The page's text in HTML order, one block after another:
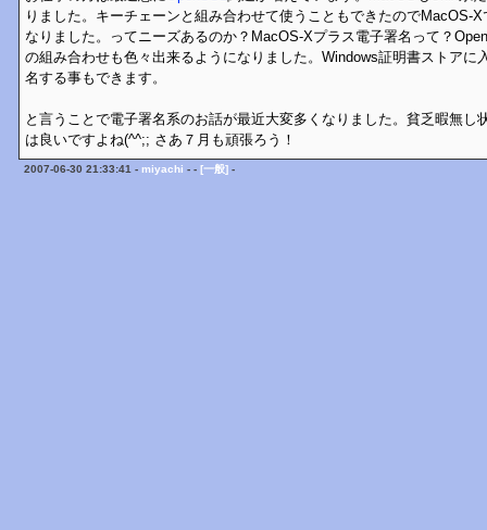
りました。キーチェーンと組み合わせて使うこともできたのでMacOS-
なりました。ってニーズあるのか？MacOS-Xプラス電子署名って？
の組み合わせも色々出来るようになりました。Windows証明書ストアに
名する事もできます。
と言うことで電子署名系のお話が最近大変多くなりました。貧乏暇無し
は良いですよね(^^;; さあ７月も頑張ろう！
2007-06-30 21:33:41 - miyachi - - [一般] -